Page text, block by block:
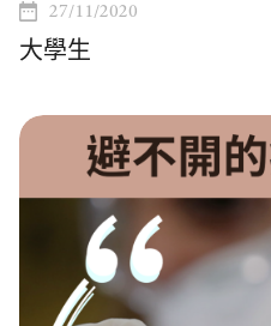
27/11/2020
大學生